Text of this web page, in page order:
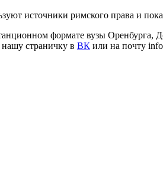
источники римского права и
формате вузы Оренбурга,
страничку в ВК или на почту